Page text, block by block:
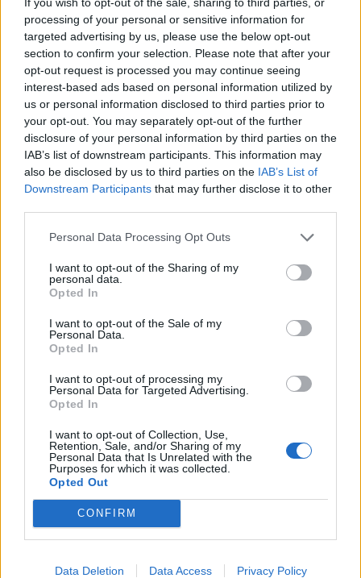
processing of your personal or sensitive information for
targeted advertising by us, please use the below opt-out
section to confirm your selection. Please note that after your
opt-out request is processed you may continue seeing
interest-based ads based on personal information utilized by
us or personal information disclosed to third parties prior to
your opt-out. You may separately opt-out of the further
disclosure of your personal information by third parties on the
IAB’s list of downstream participants. This information may
also be disclosed by us to third parties on the IAB’s List of
Downstream Participants that may further disclose it to other
Personal Data Processing Opt Outs
I want to opt-out of the Sharing of my
personal data.
Opted In
I want to opt-out of the Sale of my
Personal Data.
Opted In
I want to opt-out of processing my
Personal Data for Targeted Advertising.
Opted In
I want to opt-out of Collection, Use,
Retention, Sale, and/or Sharing of my
Personal Data that Is Unrelated with the
Purposes for which it was collected.
Opted Out
CONFIRM
Data Deletion Data Access Privacy Policy
Edellinen artikkeli
Veikkausliigan elokuun parhaat
selvillä – HJK dominoi
tähdistökentällistä
Seuraava artikkeli
Cristiano Ronaldo upotti Ruotsin
– rikkoi samalla komean
rajapyykin
Suomen MM-karsintojen näkymät –
todellinen jalkapallokommentaattorin
Suomi-Hollanti näkyy ilmaiseksi TV:stä –
otteluohjelma ja Suomen joukkue